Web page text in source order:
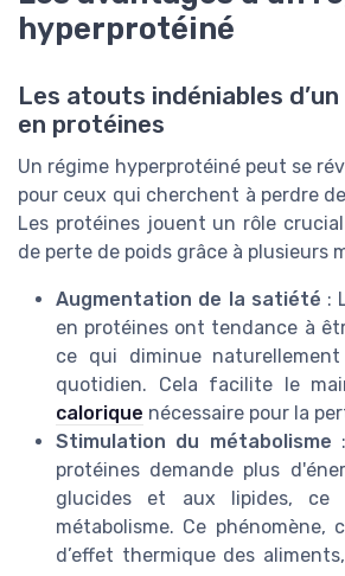
hyperprotéiné
Les atouts indéniables
en protéines
Un régime hyperprotéiné peut se
pour ceux qui cherchent à perdre
Les protéines jouent un rôle
de perte de poids grâce à plusieurs
Augmentation de la satiété :
en protéines ont tendance à
ce qui diminue
quotidien. Cela facilite le
calorique nécessaire pour la
Stimulation du métabolisme
protéines demande plus
glucides et aux lipides, ce
métabolisme. Ce phénomène,
d’effet thermique des